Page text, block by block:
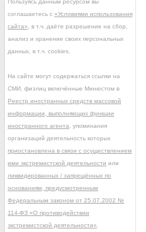
Пользуясь данным ресурсом вы
соглашаетесь с «Условиями использования
сайта» , в т.ч. даёте разрешение на сбор,
анализ и хранение своих персональных
данных, в т.ч. cookies.
На сайте могут содержаться ссылки на
СМИ, физлиц включённые Минюстом в
Реестр иностранных средств массовой
информации, выполняющих функции
иностранного агента , упоминания
организаций деятельность которых
приостановлена в связи с осуществлением
ими экстремистской деятельности или
ликвидированных / запрещённых по
основаниям, предусмотренным
Федеральным законом от 25.07.2002 №
114-ФЗ «О противодействии
экстремистской деятельности»